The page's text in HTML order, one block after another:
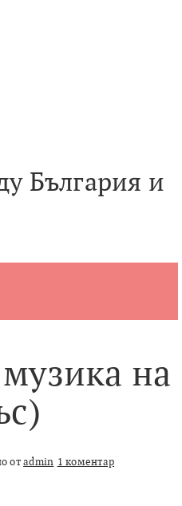
България и
на
отadmin 1 коментар